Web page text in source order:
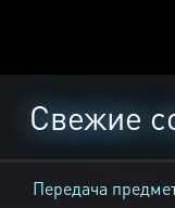
Свежие
Передача